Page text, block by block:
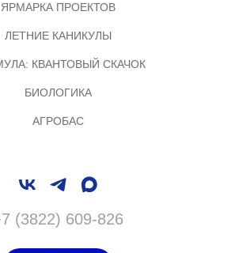
ЯРМАРКА ПРОЕКТОВ
ЛЕТНИЕ КАНИКУЛЫ
КВАНТОВЫЙ СКАЧОК
БИОЛОГИКА
АГРОБАС
(3822) 609-826